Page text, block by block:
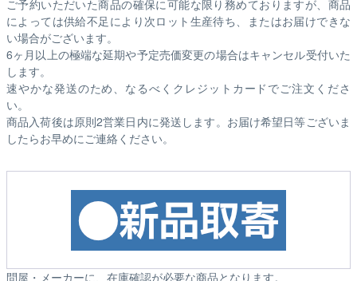
ご予約いただいた商品の確保に可能な限り務めておりますが、商品
によっては供給不足により次ロット生産待ち、またはお届けできな
い場合がございます。
6ヶ月以上の極端な延期や予定売価変更の場合はキャンセル受付いた
します。
速やかな発送のため、なるべくクレジットカードでご注文くださ
い。
商品入荷後は原則2営業日内に発送します。お届け希望日等ございま
したらお早めにご連絡ください。
問屋・メーカーに、在庫確認が必要な商品となります。